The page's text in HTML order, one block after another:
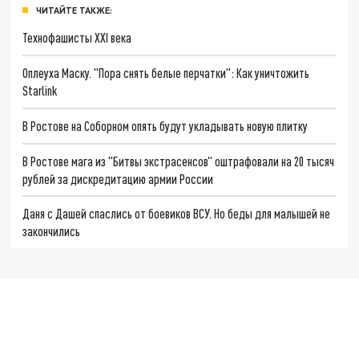
ЧИТАЙТЕ ТАКЖЕ:
Технофашисты XXI века
Оплеуха Маску. "Пора снять белые перчатки": Как уничтожить
Starlink
В Ростове на Соборном опять будут укладывать новую плитку
В Ростове мага из "Битвы экстрасенсов" оштрафовали на 20 тысяч
рублей за дискредитацию армии России
Даня с Дашей спаслись от боевиков ВСУ. Но беды для малышей не
закончились